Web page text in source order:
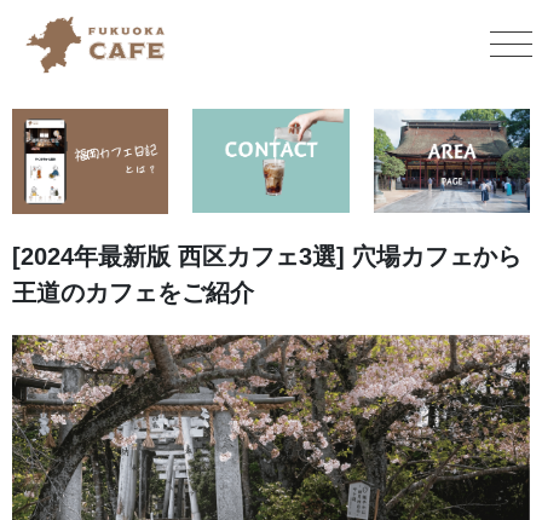
[2024年最新版 西区カフェ3選] 穴場カフェから
王道のカフェをご紹介